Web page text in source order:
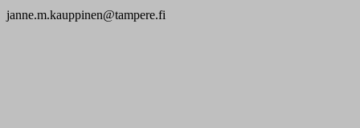
janne.m.kauppinen@tampere.fi